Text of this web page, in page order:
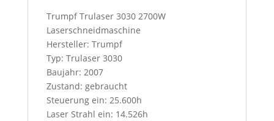
o
u
p
r
e
s
s
Trumpf Trulaser 3030 2700W
Laserschneidmaschine
Hersteller: Trumpf
Typ: Trulaser 3030
Baujahr: 2007
Zustand: gebraucht
Steuerung ein: 25.600h
Laser Strahl ein: 14.526h